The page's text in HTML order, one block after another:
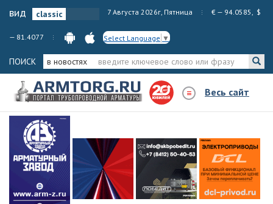
вид 7 Августа 2026г, Пятница € — 94.0585, $
— 81.4077 Select Language ▼
ПОИСК в новостях
Весь сайт